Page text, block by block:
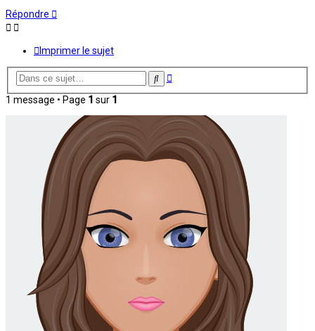
Répondre
Imprimer le sujet
Rechercher
Recherche
1 message • Page 1 sur 1